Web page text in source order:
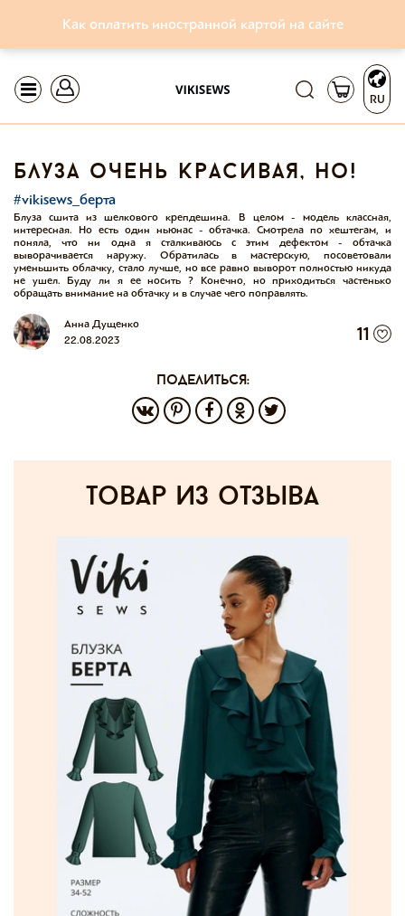
Как оплатить иностранной картой на сайте
RU
блуза очень красивая, но!
#vikisews_берта
Блуза сшита из шелкового крепдешина. В целом - модель классная,
интересная. Но есть один ньюнас - обтачка. Смотрела по хештегам, и
поняла, что ни одна я сталкиваюсь с этим дефектом - обтачка
выворачивается наружу. Обратилась в мастерскую, посоветовали
уменьшить облачку, стало лучше, но все равно выворот полностью никуда
не ушел. Буду ли я ее носить ? Конечно, но приходиться частенько
обращать внимание на обтачку и в случае чего поправлять.
Анна Дущенко
22.08.2023
11
поделиться:
товар из отзыва